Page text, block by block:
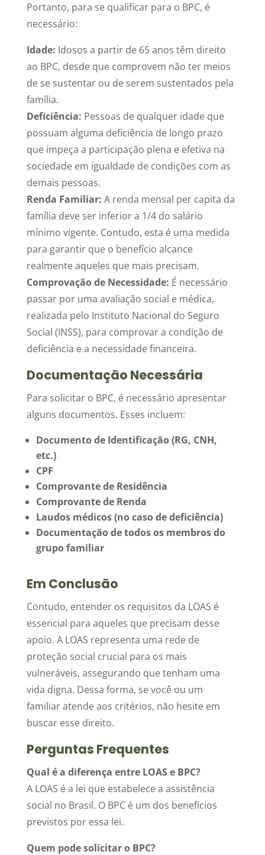
Portanto, para se qualificar para o BPC, é
necessário:
Idade: Idosos a partir de 65 anos têm direito
ao BPC, desde que comprovem não ter meios
de se sustentar ou de serem sustentados pela
família.
Deficiência: Pessoas de qualquer idade que
possuam alguma deficiência de longo prazo
que impeça a participação plena e efetiva na
sociedade em igualdade de condições com as
demais pessoas.
Renda Familiar: A renda mensal per capita da
família deve ser inferior a 1/4 do salário
mínimo vigente. Contudo, esta é uma medida
para garantir que o benefício alcance
realmente aqueles que mais precisam.
Comprovação de Necessidade: É necessário
passar por uma avaliação social e médica,
realizada pelo Instituto Nacional do Seguro
Social (INSS), para comprovar a condição de
deficiência e a necessidade financeira.
Documentação Necessária
Para solicitar o BPC, é necessário apresentar
alguns documentos. Esses incluem:
Documento de Identificação (RG, CNH,
etc.)
CPF
Comprovante de Residência
Comprovante de Renda
Laudos médicos (no caso de deficiência)
Documentação de todos os membros do
grupo familiar
Em Conclusão
Contudo, entender os requisitos da LOAS é
essencial para aqueles que precisam desse
apoio. A LOAS representa uma rede de
proteção social crucial para os mais
vulneráveis, assegurando que tenham uma
vida digna. Dessa forma, se você ou um
familiar atende aos critérios, não hesite em
buscar esse direito.
Perguntas Frequentes
Qual é a diferença entre LOAS e BPC?
A LOAS é a lei que estabelece a assistência
social no Brasil. O BPC é um dos benefícios
previstos por essa lei.
Quem pode solicitar o BPC?